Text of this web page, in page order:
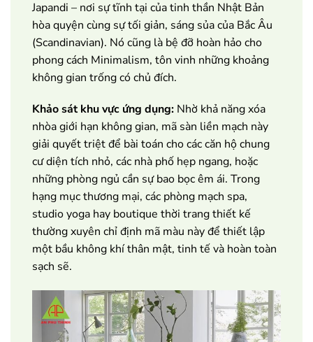
Japandi – nơi sự tĩnh tại của tinh thần Nhật Bản
hòa quyện cùng sự tối giản, sáng sủa của Bắc Âu
(Scandinavian). Nó cũng là bệ đỡ hoàn hảo cho
phong cách Minimalism, tôn vinh những khoảng
không gian trống có chủ đích.
Khảo sát khu vực ứng dụng: Nhờ khả năng xóa
nhòa giới hạn không gian, mã sàn liền mạch này
giải quyết triệt để bài toán cho các căn hộ chung
cư diện tích nhỏ, các nhà phố hẹp ngang, hoặc
những phòng ngủ cần sự bao bọc êm ái. Trong
hạng mục thương mại, các phòng mạch spa,
studio yoga hay boutique thời trang thiết kế
thường xuyên chỉ định mã màu này để thiết lập
một bầu không khí thân mật, tinh tế và hoàn toàn
sạch sẽ.